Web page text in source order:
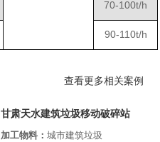
70-100t/h
90-110t/h
查看更多相关案例
甘肃天水建筑垃圾移动破碎站
加工物料： 城市建筑垃圾